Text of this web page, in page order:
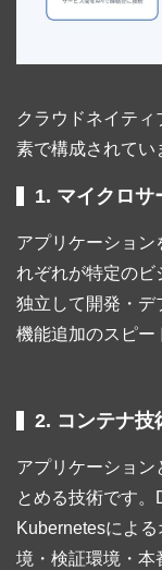
クラウドネイテ
素で構成されてい
1. マイクロサ
アプリケーション
れぞれが特定のビ
独立して開発・デ
機能追加のスピー
2. コンテナ技
アプリケーション
とめる技術です。
Kubernetesによ
境・検証環境・本